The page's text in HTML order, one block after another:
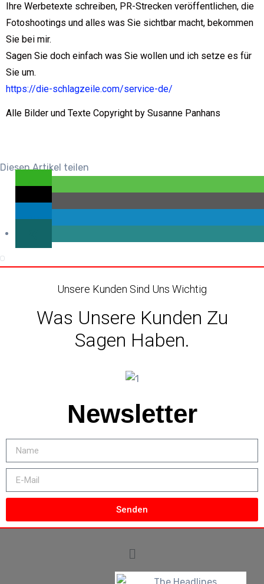
Ihre Werbetexte schreiben, PR-Strecken veröffentlichen, die
Fotoshootings und alles was Sie sichtbar macht, bekommen
Sie bei mir.
Sagen Sie doch einfach was Sie wollen und ich setze es für
Sie um.
https://die-schlagzeile.com/service-de/
Alle Bilder und Texte Copyright by Susanne Panhans
Diesen Artikel teilen
Unsere Kunden Sind Uns Wichtig
Was Unsere Kunden Zu
Sagen Haben.
Newsletter
Senden